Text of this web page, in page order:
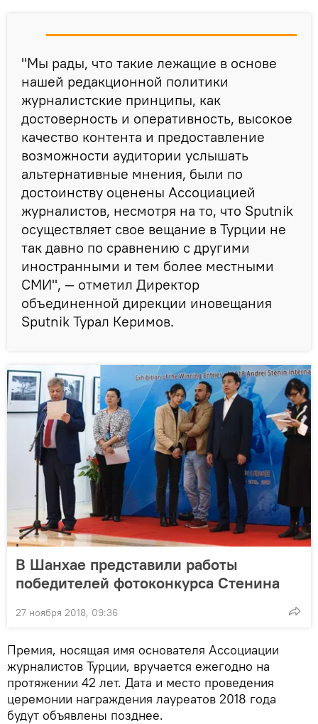
"Мы рады, что такие лежащие в основе
нашей редакционной политики
журналистские принципы, как
достоверность и оперативность, высокое
качество контента и предоставление
возможности аудитории услышать
альтернативные мнения, были по
достоинству оценены Ассоциацией
журналистов, несмотря на то, что Sputnik
осуществляет свое вещание в Турции не
так давно по сравнению с другими
иностранными и тем более местными
СМИ", — отметил Директор
объединенной дирекции иновещания
Sputnik Турал Керимов.
В Шанхае представили работы
победителей фотоконкурса Стенина
27 ноября 2018, 09:36
Премия, носящая имя основателя Ассоциации
журналистов Турции, вручается ежегодно на
протяжении 42 лет. Дата и место проведения
церемонии награждения лауреатов 2018 года
будут объявлены позднее.